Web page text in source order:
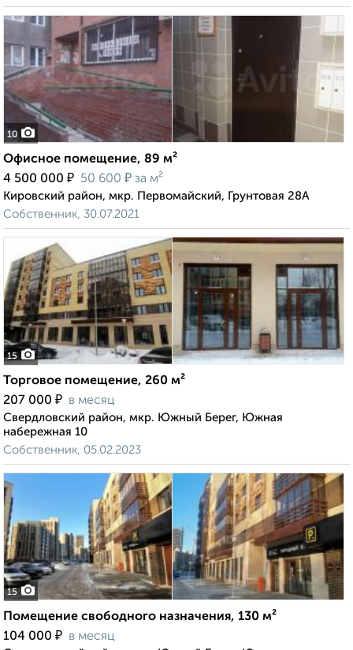
10
Офисное помещение, 89 м²
4 500 000 ₽ 50 600 ₽ за м²
Кировский район, мкр. Первомайский, Грунтовая 28А
Собственник, 30.07.2021
15
Торговое помещение, 260 м²
207 000 ₽ в месяц
Свердловский район, мкр. Южный Берег, Южная
набережная 10
Собственник, 05.02.2023
15
Помещение свободного назначения, 130 м²
104 000 ₽ в месяц